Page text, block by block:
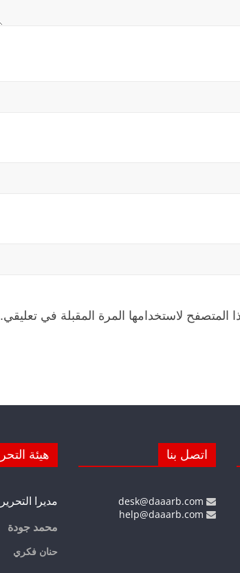
المتصفح لاستخدامها المرة المقبلة في تعليقي.
اتصل بنا هيئة
مديرا التحرير
محمد جودة
حنان فكري